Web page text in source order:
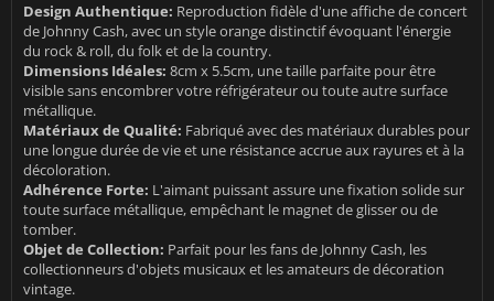
Design Authentique: Reproduction fidèle d'une affiche de concert
de Johnny Cash, avec un style orange distinctif évoquant l'énergie
du rock & roll, du folk et de la country.
Dimensions Idéales: 8cm x 5.5cm, une taille parfaite pour être
visible sans encombrer votre réfrigérateur ou toute autre surface
métallique.
Matériaux de Qualité: Fabriqué avec des matériaux durables pour
une longue durée de vie et une résistance accrue aux rayures et à la
décoloration.
Adhérence Forte: L'aimant puissant assure une fixation solide sur
toute surface métallique, empêchant le magnet de glisser ou de
tomber.
Objet de Collection: Parfait pour les fans de Johnny Cash, les
collectionneurs d'objets musicaux et les amateurs de décoration
vintage.